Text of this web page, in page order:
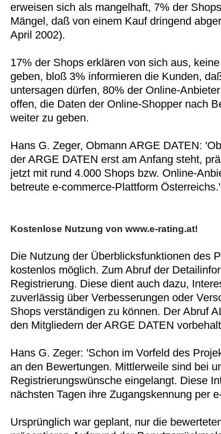
erweisen sich als mangelhaft, 7% der
Mängel, daß von einem Kauf dringend
April 2002).
17% der Shops erklären von sich aus,
geben, bloß 3% informieren die Kunden,
untersagen dürfen, 80% der Online-
offen, die Daten der Online-Shopper nach
weiter zu geben.
Hans G. Zeger, Obmann ARGE DATEN:
der ARGE DATEN erst am Anfang steht,
jetzt mit rund 4.000 Shops bzw. Online-
betreute e-commerce-Plattform Österreichs.'
Kostenlose Nutzung von www.e-rating.at!
Die Nutzung der Überblicksfunktionen des
kostenlos möglich. Zum Abruf der
Registrierung. Diese dient auch dazu,
zuverlässig über Verbesserungen oder
Shops verständigen zu können. Der Abruf
den Mitgliedern der ARGE DATEN
Hans G. Zeger: 'Schon im Vorfeld des
an den Bewertungen. Mittlerweile sind bei
Registrierungswünsche eingelangt. Diese
nächsten Tagen ihre Zugangskennung per
Ursprünglich war geplant, nur die